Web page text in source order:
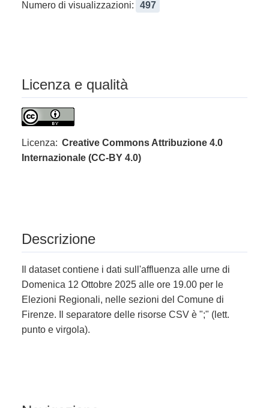
Numero di visualizzazioni:
497
Licenza e qualità
Licenza: Creative Commons Attribuzione 4.0
Internazionale (CC-BY 4.0)
Descrizione
Il dataset contiene i dati sull'affluenza alle urne di
Domenica 12 Ottobre 2025 alle ore 19.00 per le
Elezioni Regionali, nelle sezioni del Comune di
Firenze. Il separatore delle risorse CSV è ";" (lett.
punto e virgola).